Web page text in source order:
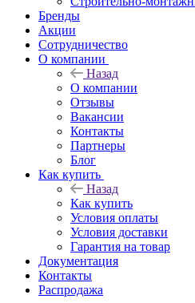
Бренды
Акции
Сотрудничество
О компании
Назад
О компании
Отзывы
Вакансии
Контакты
Партнеры
Блог
Как купить
Назад
Как купить
Условия оплаты
Условия доставки
Гарантия на товар
Документация
Контакты
Распродажа